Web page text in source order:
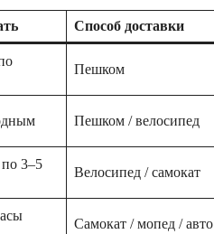
Способ доставки
Пешком
Пешком / велосипед
3–5
Велосипед / самокат
Самокат / мопед / авто